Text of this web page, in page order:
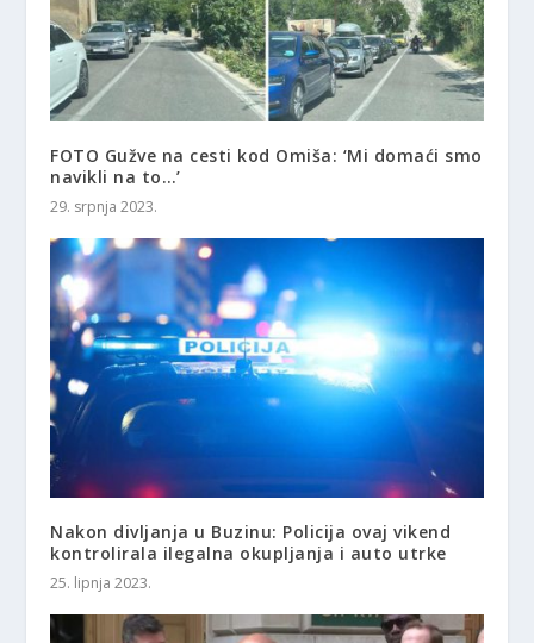
FOTO Gužve na cesti kod Omiša: ‘Mi domaći smo
navikli na to…’
29. srpnja 2023.
Nakon divljanja u Buzinu: Policija ovaj vikend
kontrolirala ilegalna okupljanja i auto utrke
25. lipnja 2023.